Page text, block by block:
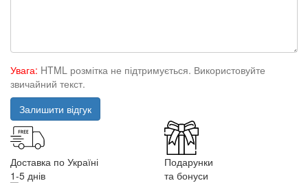
Увага: HTML розмітка не підтримується. Використовуйте
звичайний текст.
Залишити відгук
Доставка по Україні
1-5 днів
Подарунки
та бонуси